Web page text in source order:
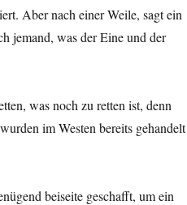
Aber nach einer Weile, sagt ein
jemand, was der Eine und der
was noch zu retten ist, denn
im Westen bereits gehandelt
beiseite geschafft, um ein